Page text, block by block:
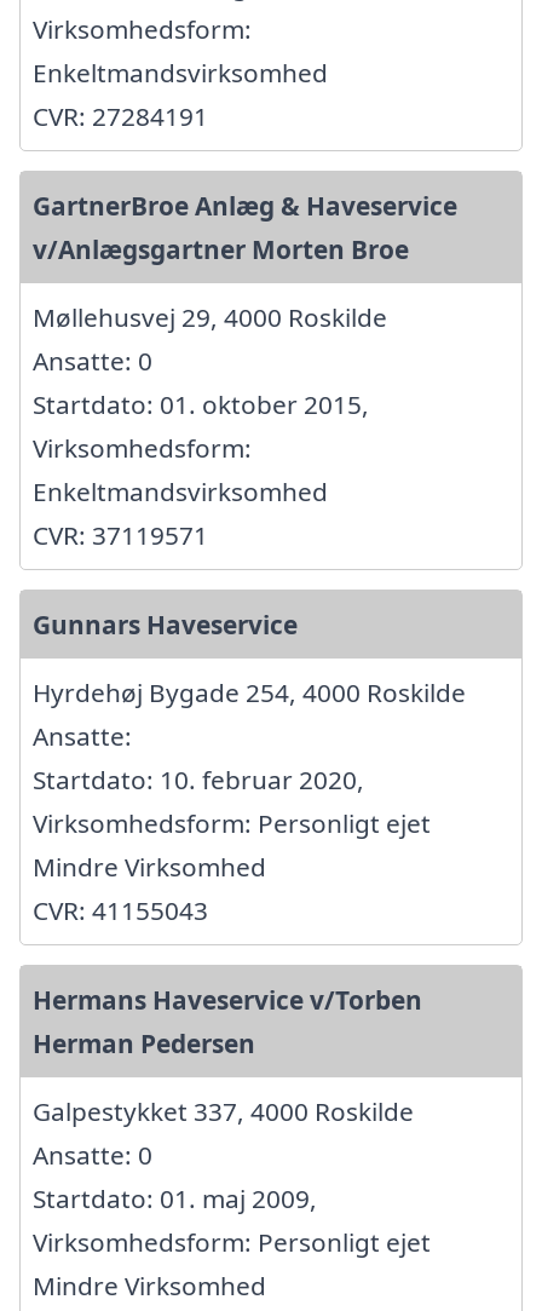
Virksomhedsform:
Enkeltmandsvirksomhed
CVR: 27284191
GartnerBroe Anlæg & Haveservice
v/Anlægsgartner Morten Broe
Møllehusvej 29, 4000 Roskilde
Ansatte: 0
Startdato: 01. oktober 2015,
Virksomhedsform:
Enkeltmandsvirksomhed
CVR: 37119571
Gunnars Haveservice
Hyrdehøj Bygade 254, 4000 Roskilde
Ansatte:
Startdato: 10. februar 2020,
Virksomhedsform: Personligt ejet
Mindre Virksomhed
CVR: 41155043
Hermans Haveservice v/Torben
Herman Pedersen
Galpestykket 337, 4000 Roskilde
Ansatte: 0
Startdato: 01. maj 2009,
Virksomhedsform: Personligt ejet
Mindre Virksomhed